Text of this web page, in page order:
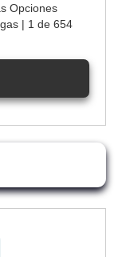
Opciones
| 1 de 654